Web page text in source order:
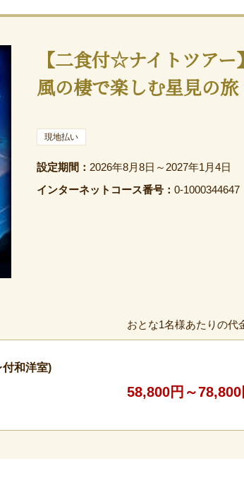
【二食付☆ナイトツア
風の棲で楽しむ星見の
現地払い
設定期間： 2026年8月8日～2027年1月4日
インターネットコース番号：0-1000344647
おとな1名様あたりの代
和洋室)
58,800円～78,800